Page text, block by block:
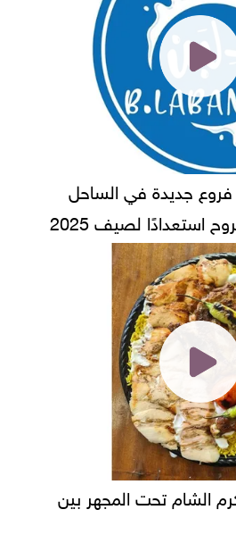
"بلبن" تعلن افتتاح 7 فروع جديدة في الساحل
لصيف 2025
الشام تحت المجهر بين